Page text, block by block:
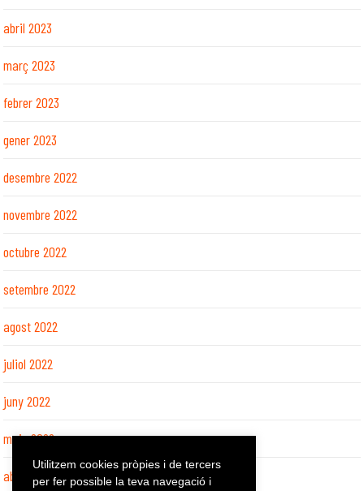
abril 2023
març 2023
febrer 2023
gener 2023
desembre 2022
novembre 2022
octubre 2022
setembre 2022
agost 2022
juliol 2022
juny 2022
maig 2022
abril 2022
Utilitzem cookies pròpies i de tercers
per fer possible la teva navegació i